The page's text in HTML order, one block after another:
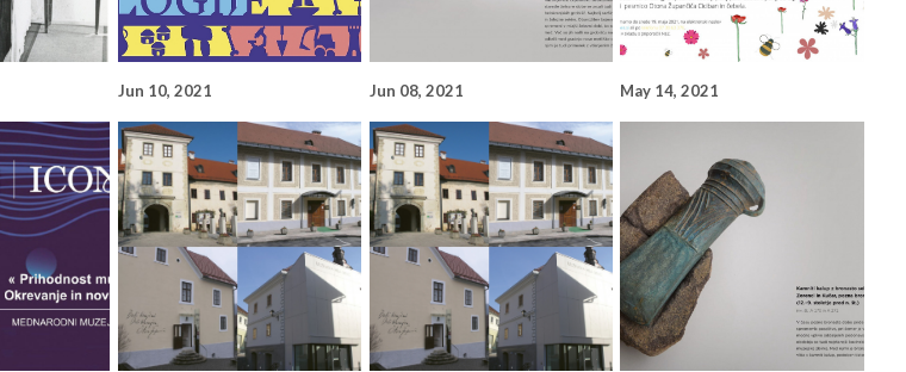
Jun 10, 2021 Jun 08, 2021 May 14, 2021